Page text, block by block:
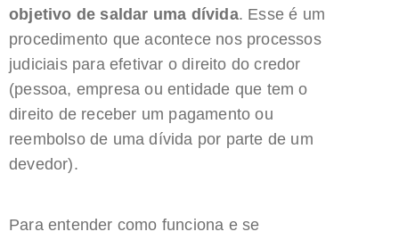
objetivo de saldar uma dívida. Esse é um
procedimento que acontece nos processos
judiciais para efetivar o direito do credor
(pessoa, empresa ou entidade que tem o
direito de receber um pagamento ou
reembolso de uma dívida por parte de um
devedor).
Para entender como funciona e se